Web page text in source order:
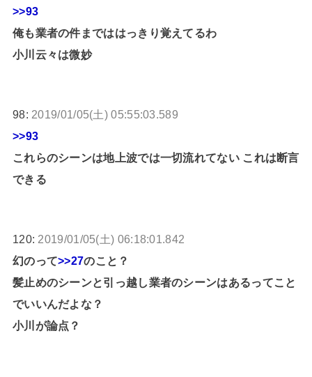
>>93
俺も業者の件までははっきり覚えてるわ
小川云々は微妙
98: 2019/01/05(土) 05:55:03.589
>>93
これらのシーンは地上波では一切流れてない これは断言
できる
120: 2019/01/05(土) 06:18:01.842
幻のって>>27のこと？
髪止めのシーンと引っ越し業者のシーンはあるってこと
でいいんだよな？
小川が論点？